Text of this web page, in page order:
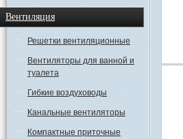
Вентиляция
Решетки вентиляционные
Вентиляторы для ванной и
туалета
Гибкие воздуховоды
Канальные вентиляторы
Компактные приточные